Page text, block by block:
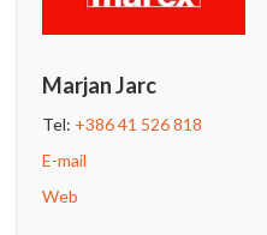
Marjan Jarc
Tel: +386 41 526 818
E-mail
Web